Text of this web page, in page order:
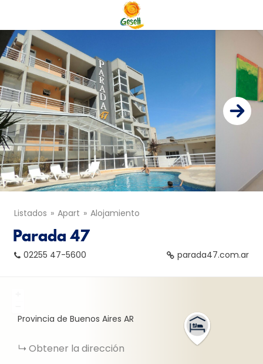
Listados Apart Alojamiento
Parada 47
02255 47-5600 parada47.com.ar
Provincia de Buenos Aires AR
Obtener la dirección